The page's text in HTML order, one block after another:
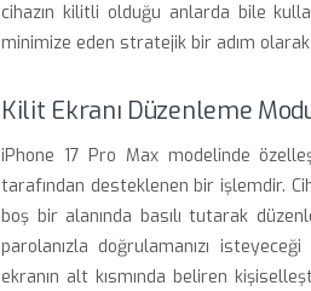
cihazın kilitli olduğu anlarda bile
minimize eden stratejik bir adım olarak
Kilit Ekranı Düzenleme
iPhone 17 Pro Max modelinde
tarafından desteklenen bir işlemdir.
boş bir alanında basılı tutarak
parolanızla doğrulamanızı
ekranın alt kısmında beliren